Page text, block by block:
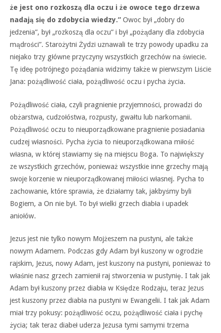
że jest ono rozkoszą dla oczu i że owoce tego drzewa
nadają się do zdobycia wiedzy.” Owoc był „dobry do
jedzenia”, był „rozkoszą dla oczu” i był „pożądany dla zdobycia
mądrości”. Starożytni Żydzi uznawali te trzy powody upadku za
niejako trzy główne przyczyny wszystkich grzechów na świecie.
Tę ideę potrójnego pożądania widzimy także w pierwszym Liście
Jana: pożądliwość ciała, pożądliwość oczu i pycha życia.
Pożądliwość ciała, czyli pragnienie przyjemności, prowadzi do
obżarstwa, cudzołóstwa, rozpusty, gwałtu lub narkomanii.
Pożądliwość oczu to nieuporządkowane pragnienie posiadania
cudzej własności. Pycha życia to nieuporządkowana miłość
własna, w której stawiamy się na miejscu Boga. To największy
ze wszystkich grzechów, ponieważ wszystkie inne grzechy mają
swoje korzenie w nieuporządkowanej miłości własnej. Pycha to
zachowanie, które sprawia, że działamy tak, jakbyśmy byli
Bogiem, a On nie był. To był wielki grzech diabła i upadek
aniołów.
Jezus jest nie tylko nowym Mojżeszem na pustyni, ale także
nowym Adamem. Podczas gdy Adam był kuszony w ogrodzie
rajskim, Jezus, nowy Adam, jest kuszony na pustyni, ponieważ to
właśnie nasz grzech zamienił raj stworzenia w pustynię. I tak jak
Adam był kuszony przez diabła w Księdze Rodzaju, teraz Jezus
jest kuszony przez diabła na pustyni w Ewangelii. I tak jak Adam
miał trzy pokusy: pożądliwość oczu, pożądliwość ciała i pychę
życia; tak teraz diabeł uderza Jezusa tymi samymi trzema